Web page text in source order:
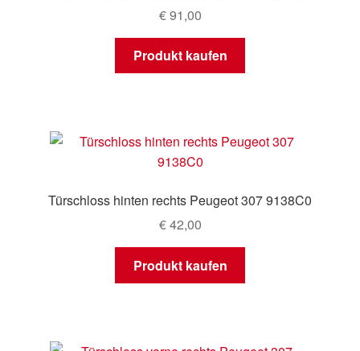
€91,00
Produkt kaufen
Türschloss hinten rechts Peugeot 307 9138C0
€42,00
Produkt kaufen